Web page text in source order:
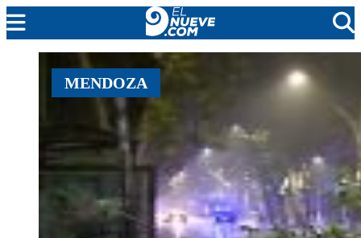
EL NUEVE
SOCIEDAD
POLICIALES
EN VIVO
MENDOZA